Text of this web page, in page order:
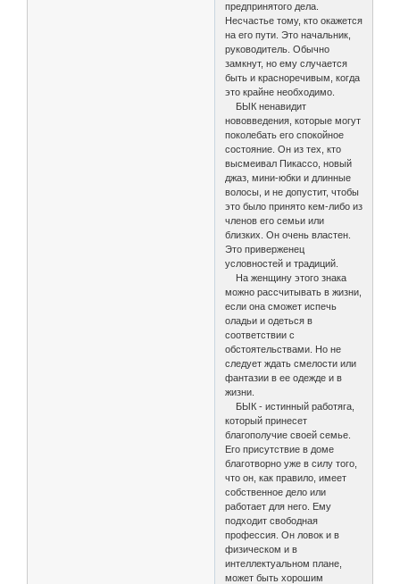
предпринятого дела.
Несчастье тому, кто окажется
на его пути. Это начальник,
руководитель. Обычно
замкнут, но ему случается
быть и красноречивым, когда
это крайне необходимо.
БЫК ненавидит
нововведения, которые могут
поколебать его спокойное
состояние. Он из тех, кто
высмеивал Пикассо, новый
джаз, мини-юбки и длинные
волосы, и не допустит, чтобы
это было принято кем-либо из
членов его семьи или
близких. Он очень властен.
Это приверженец
условностей и традиций.
На женщину этого знака
можно рассчитывать в жизни,
если она сможет испечь
оладьи и одеться в
соответствии с
обстоятельствами. Но не
следует ждать смелости или
фантазии в ее одежде и в
жизни.
БЫК - истинный работяга,
который принесет
благополучие своей семье.
Его присутствие в доме
благотворно уже в силу того,
что он, как правило, имеет
собственное дело или
работает для него. Ему
подходит свободная
профессия. Он ловок и в
физическом и в
интеллектуальном плане,
может быть хорошим